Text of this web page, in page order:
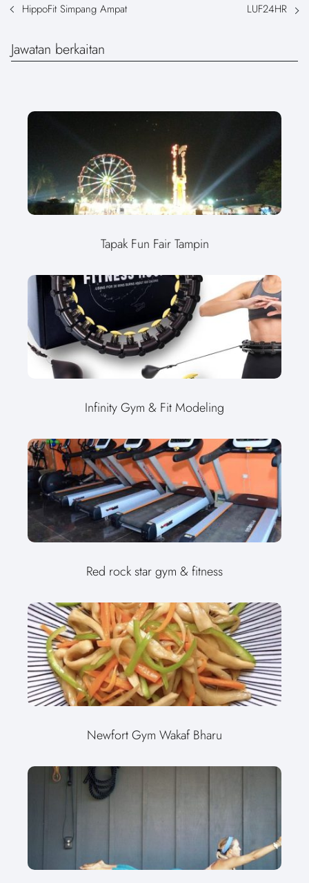
HippoFit Simpang Ampat LUF24HR
Jawatan berkaitan
Tapak Fun Fair Tampin
Infinity Gym & Fit Modeling
Red rock star gym & fitness
Newfort Gym Wakaf Bharu